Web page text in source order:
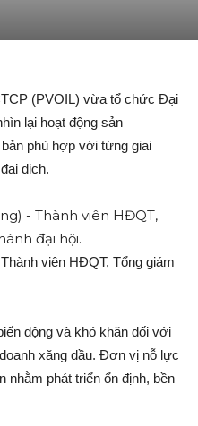
(PVOIL) vừa tổ chức Đại
lại hoạt động sản
phù hợp với từng giai
dịch.
viên HĐQT, Tổng giám
động và khó khăn đối với
xăng dầu. Đơn vị nỗ lực
nhằm phát triển ổn định, bền